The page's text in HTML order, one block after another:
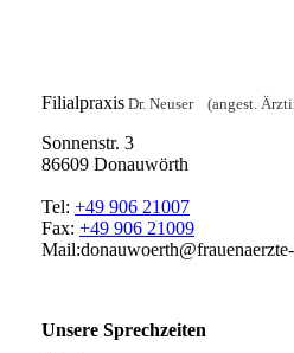
Filialpraxis Dr. Neuser (angest.
Sonnenstr. 3
86609 Donauwörth
Tel: +49 906 21007
Fax: +49 906 21009
Unsere Sprechzeiten